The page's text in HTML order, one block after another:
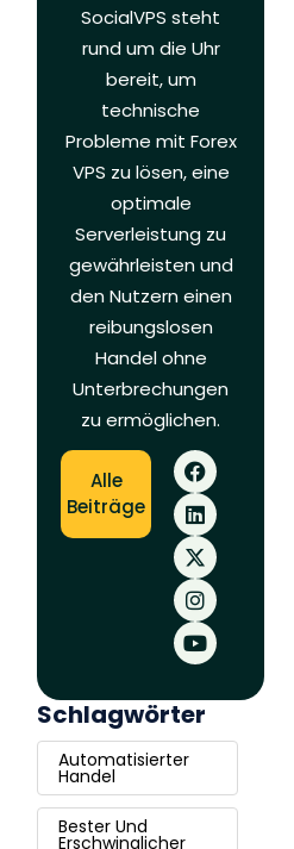
SocialVPS steht
rund um die Uhr
bereit, um
technische
Probleme mit Forex
VPS zu lösen, eine
optimale
Serverleistung zu
gewährleisten und
den Nutzern einen
reibungslosen
Handel ohne
Unterbrechungen
zu ermöglichen.
Alle
Beiträge
Schlagwörter
Automatisierter
Handel
Bester Und
Erschwinglicher